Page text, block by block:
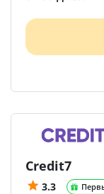
Credit7
3.3